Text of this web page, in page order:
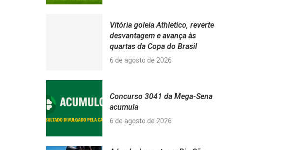
Vitória goleia Athletico, reverte
desvantagem e avança às
quartas da Copa do Brasil
6 de agosto de 2026
Concurso 3041 da Mega-Sena
acumula
6 de agosto de 2026